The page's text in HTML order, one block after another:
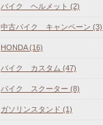
バイク ヘルメット (2)
中古バイク キャンペーン (3)
HONDA (16)
バイク カスタム (47)
バイク スクーター (8)
ガソリンスタンド (1)